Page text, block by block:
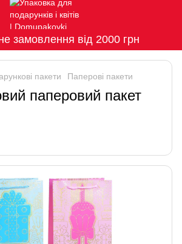
замовлення від 2000 грн
пакети Паперові пакети
паперовий пакет